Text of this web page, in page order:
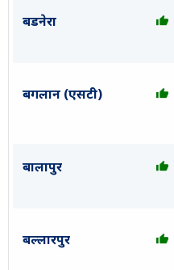
बडनेरा
बगलान (एसटी)
बालापुर
बल्लारपुर